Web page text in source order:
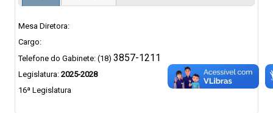
Mesa Diretora:
Cargo:
Telefone do Gabinete: (18) 3857-1211
Legislatura: 2025-2028
16ª Legislatura